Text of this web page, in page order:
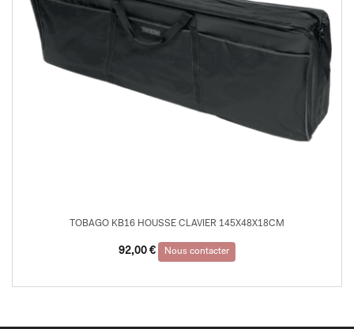
TOBAGO KB16 HOUSSE CLAVIER 145X48X18CM
92,00 € Nous contacter